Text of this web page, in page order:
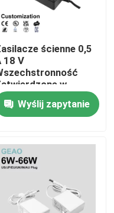
ścienne 0,5
18 V
w
Wyślij zapytanie